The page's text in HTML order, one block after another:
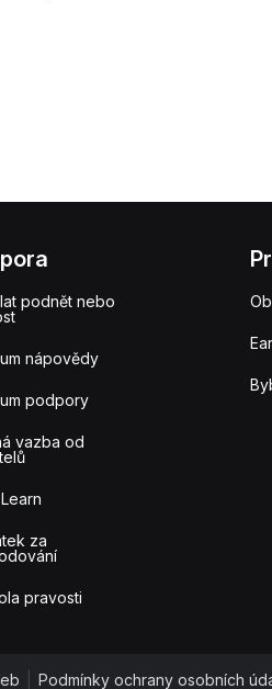
podnět nebo
nápovědy
podpory
vazba od
za
pravosti
Podmínky ochrany osobních